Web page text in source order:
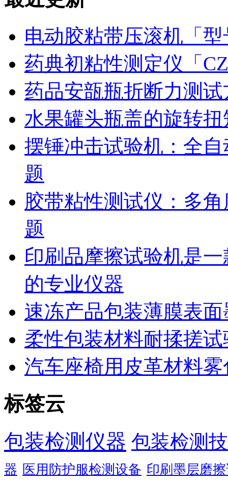
电动胶粘带压滚机「
药典初粘性测定仪「
药品安瓿瓶折断力测
水果罐头瓶盖的旋转
摆锤冲击试验机：全
题
胶带粘性测试仪：多
题
印刷品摩擦试验机是
的专业仪器
速冻产品包装薄膜表
柔性包装材料耐揉搓
汽车座椅用皮革材料
标签云
包装检测仪器 包装检测
器 医用防护服检测设备 印刷墨层磨